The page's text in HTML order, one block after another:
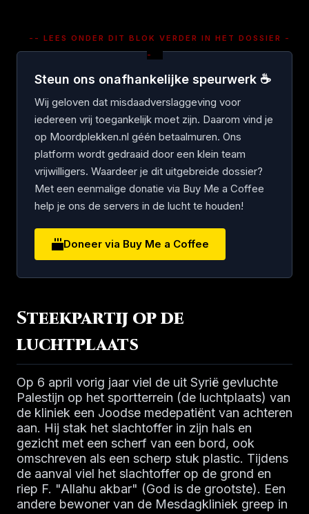
-- LEES ONDER DIT BLOK VERDER IN HET DOSSIER -
-
Steun ons onafhankelijke speurwerk ☕
Wij geloven dat misdaadverslaggeving voor
iedereen vrij toegankelijk moet zijn. Daarom vind je
op Moordplekken.nl géén betaalmuren. Ons
platform wordt gedraaid door een klein team
vrijwilligers. Waardeer je dit uitgebreide dossier?
Met een eenmalige donatie via Buy Me a Coffee
help je ons de servers in de lucht te houden!
Doneer via Buy Me a Coffee
Steekpartij op de
luchtplaats
Op 6 april vorig jaar viel de uit Syrië gevluchte
Palestijn op het sportterrein (de luchtplaats) van
de kliniek een Joodse medepatiënt van achteren
aan. Hij stak het slachtoffer in zijn hals en
gezicht met een scherf van een bord, ook
omschreven als een scherp stuk plastic. Tijdens
de aanval viel het slachtoffer op de grond en
riep F. "Allahu akbar" (God is de grootste). Een
andere bewoner van de Mesdagkliniek greep in